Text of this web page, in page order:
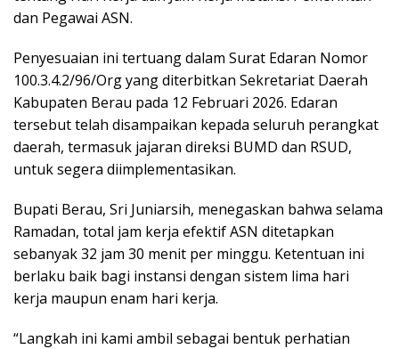
dan Pegawai ASN.
Penyesuaian ini tertuang dalam Surat Edaran Nomor
100.3.4.2/96/Org yang diterbitkan Sekretariat Daerah
Kabupaten Berau pada 12 Februari 2026. Edaran
tersebut telah disampaikan kepada seluruh perangkat
daerah, termasuk jajaran direksi BUMD dan RSUD,
untuk segera diimplementasikan.
Bupati Berau, Sri Juniarsih, menegaskan bahwa selama
Ramadan, total jam kerja efektif ASN ditetapkan
sebanyak 32 jam 30 menit per minggu. Ketentuan ini
berlaku baik bagi instansi dengan sistem lima hari
kerja maupun enam hari kerja.
“Langkah ini kami ambil sebagai bentuk perhatian